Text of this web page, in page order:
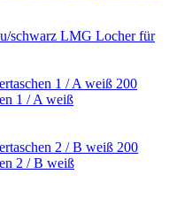
LMG Locher für
200
1 / A weiß
200
2 / B weiß